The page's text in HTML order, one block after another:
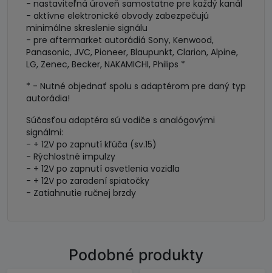
- nastaviteľná úroveň samostatne pre každý kanál
- aktívne elektronické obvody zabezpečujú
minimálne skreslenie signálu
- pre aftermarket autorádiá Sony, Kenwood,
Panasonic, JVC, Pioneer, Blaupunkt, Clarion, Alpine,
LG, Zenec, Becker, NAKAMICHI, Philips *
* - Nutné objednať spolu s adaptérom pre daný typ
autorádia!
Súčasťou adaptéra sú vodiče s analógovými
signálmi:
- + 12V po zapnutí kľúča (sv.15)
- Rýchlostné impulzy
- + 12V po zapnutí osvetlenia vozidla
- + 12V po zaradení spiatočky
- Zatiahnutie ručnej brzdy
Podobné produkty